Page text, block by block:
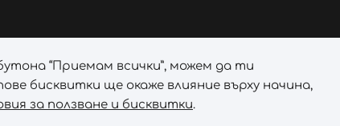
“Приемам всички”, можем да ти
бисквитки ще окаже влияние върху начина,
за ползване и бисквитки.